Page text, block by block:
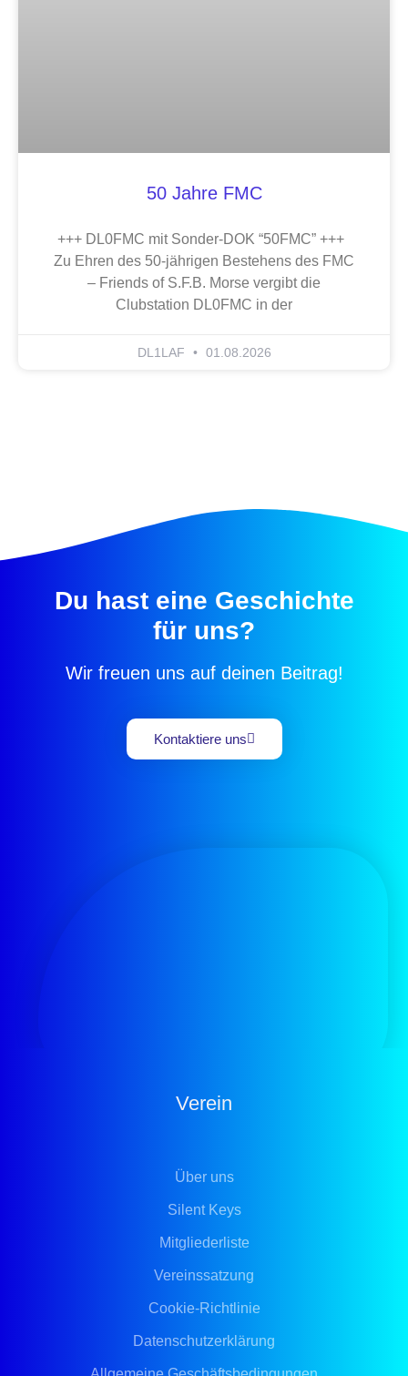
50 Jahre FMC
+++ DL0FMC mit Sonder-DOK “50FMC” +++
Zu Ehren des 50-jährigen Bestehens des FMC
– Friends of S.F.B. Morse vergibt die
Clubstation DL0FMC in der
DL1LAF 01.08.2026
Du hast eine Geschichte
für uns?
Wir freuen uns auf deinen Beitrag!
Kontaktiere uns
Verein
Über uns
Silent Keys
Mitgliederliste
Vereinssatzung
Cookie-Richtlinie
Datenschutzerklärung